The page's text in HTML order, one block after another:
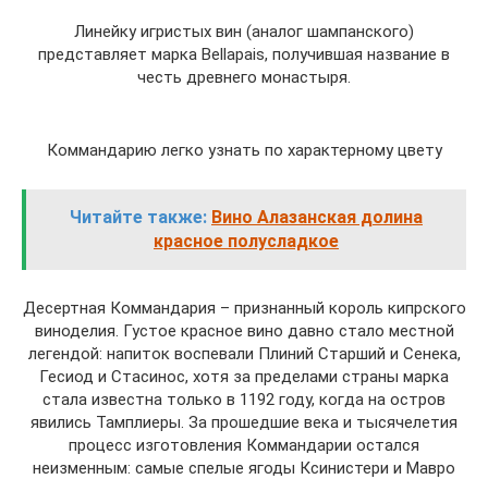
Линейку игристых вин (аналог шампанского)
представляет марка Bellapais, получившая название в
честь древнего монастыря.
Коммандарию легко узнать по характерному цвету
Читайте также: Вино Алазанская долина
красное полусладкое
Десертная Коммандария – признанный король кипрского
виноделия. Густое красное вино давно стало местной
легендой: напиток воспевали Плиний Старший и Сенека,
Гесиод и Стасинос, хотя за пределами страны марка
стала известна только в 1192 году, когда на остров
явились Тамплиеры. За прошедшие века и тысячелетия
процесс изготовления Коммандарии остался
неизменным: самые спелые ягоды Ксинистери и Мавро